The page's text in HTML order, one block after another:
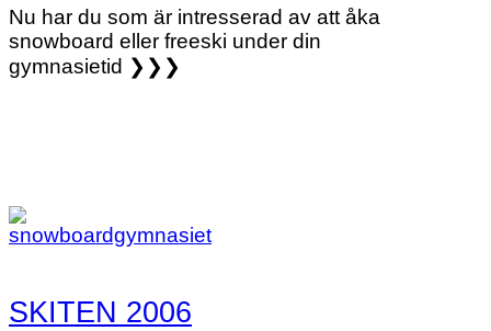
Nu har du som är intresserad av att åka
snowboard eller freeski under din
gymnasietid ❯❯❯
SKITEN 2006